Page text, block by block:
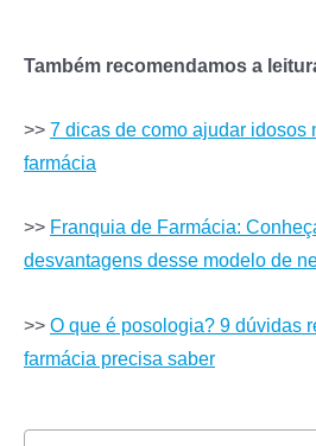
Também recomendamos a
>> 7 dicas de como ajudar idosos
farmácia
>> Franquia de Farmácia:
desvantagens desse modelo de
>> O que é posologia? 9 dúvidas
farmácia precisa saber